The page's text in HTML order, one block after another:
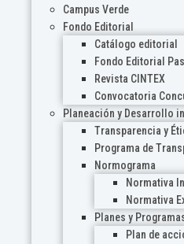
Campus Verde
Fondo Editorial
Catálogo editorial
Fondo Editorial
Revista CINTEX
Convocatoria
Planeación y Desarrollo
Transparencia y
Programa de
Normograma
Normativa
Normativa
Planes y
Plan de